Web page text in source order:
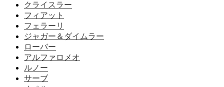
クライスラー
フィアット
フェラーリ
ジャガー＆ダイムラー
ローバー
アルファロメオ
ルノー
サーブ